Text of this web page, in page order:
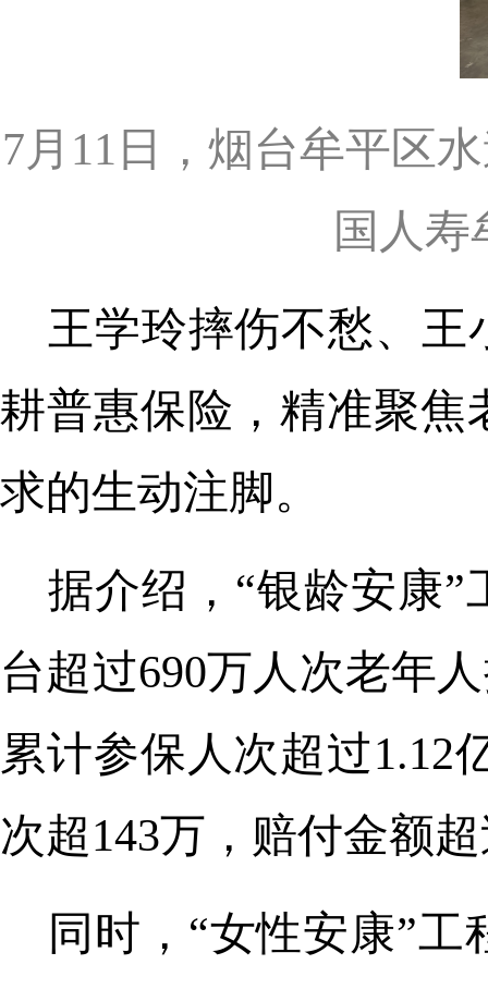
7月11日，烟台牟平区
国人
王学玲摔伤不愁、
耕普惠保险，精准聚焦
求的生动注脚。
据介绍，“银龄安康”
台超过690万人次老年
累计参保人次超过1.12
次超143万，赔付金额
同时，“女性安康”